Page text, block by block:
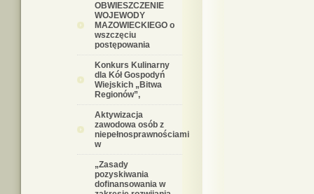
OBWIESZCZENIE
WOJEWODY
MAZOWIECKIEGO o
wszczęciu
postępowania
Konkurs Kulinarny
dla Kół Gospodyń
Wiejskich „Bitwa
Regionów”,
Aktywizacja
zawodowa osób z
niepełnosprawnościami
w
„Zasady
pozyskiwania
dofinansowania w